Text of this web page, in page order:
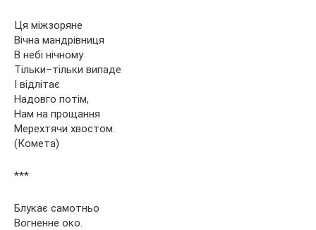
Ця міжзоряне
Вічна мандрівниця
В небі нічному
Тільки–тільки випаде
І відлітає
Надовго потім,
Нам на прощання
Мерехтячи хвостом.
(Комета)
***
Блукає самотньо
Вогненне око.